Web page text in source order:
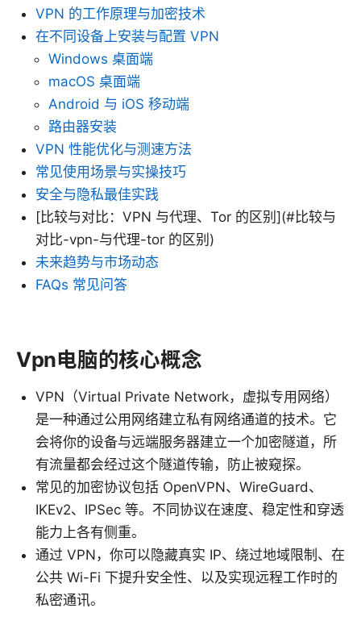
VPN 的工作原理与加密技术
在不同设备上安装与配置 VPN
Windows 桌面端
macOS 桌面端
Android 与 iOS 移动端
路由器安装
VPN 性能优化与测速方法
常见使用场景与实操技巧
安全与隐私最佳实践
[比较与对比：VPN 与代理、Tor 的区别](#比较与
对比-vpn-与代理-tor 的区别)
未来趋势与市场动态
FAQs 常见问答
Vpn电脑的核心概念
VPN（Virtual Private Network，虚拟专用网络）
是一种通过公用网络建立私有网络通道的技术。它
会将你的设备与远端服务器建立一个加密隧道，所
有流量都会经过这个隧道传输，防止被窥探。
常见的加密协议包括 OpenVPN、WireGuard、
IKEv2、IPSec 等。不同协议在速度、稳定性和穿透
能力上各有侧重。
通过 VPN，你可以隐藏真实 IP、绕过地域限制、在
公共 Wi-Fi 下提升安全性、以及实现远程工作时的
私密通讯。